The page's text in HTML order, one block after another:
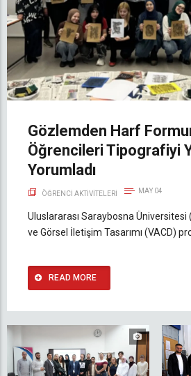
Gözlemden Harf
Öğrencileri Tipografiyi
Yorumladı
ÖĞRENCI AKTIVITELERI MAY 04
Uluslararası Saraybosna Üniversitesi
ve Görsel İletişim Tasarımı (VACD)
READ MORE